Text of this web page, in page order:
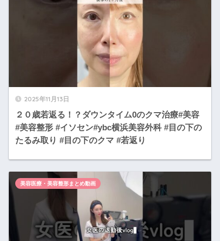
2025年11月13日
２０歳若返る！？ダウンタイム0のクマ治療#美容
#美容整形 #イソセン#ybc横浜美容外科 #目の下の
たるみ取り #目の下のクマ #若返り
美容医療・美容整形まとめ動画